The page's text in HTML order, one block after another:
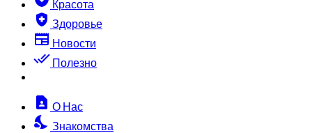
Красота
health_and_safety Здоровье
newspaper Новости
done_all Полезно
contact_page О Нас
nights_stay Знакомства